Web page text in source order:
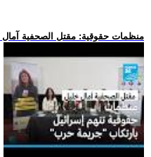
.. منظمات حقوقية: مقتل الصحفية